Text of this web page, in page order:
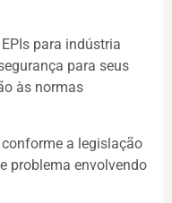
para indústria
para seus
às normas
a legislação
problema envolvendo